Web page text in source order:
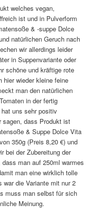
welches vegan,
ist und in Pulverform
& -suppe Dolce
natürlichen Geruch nach
wir allerdings leider
in Suppenvariante oder
schöne und kräftige rote
hier wieder kleine feine
man den natürlichen
in der fertig
uns sehr positiv
sagen, dass Produkt ist
& Suppe Dolce Vita
350g (Preis 8,20 €) und
bei der Zubereitung der
man auf 250ml warmes
man eine wirklich tolle
die Variante mit nur 2
muss man selbst für sich
Meinung.